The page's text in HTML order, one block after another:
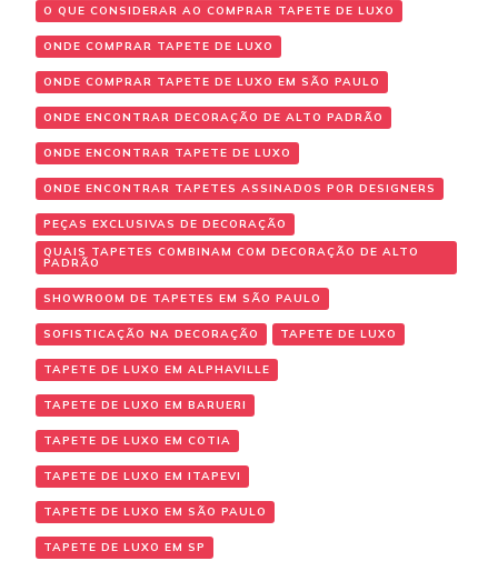
O QUE CONSIDERAR AO COMPRAR TAPETE DE LUXO
ONDE COMPRAR TAPETE DE LUXO
ONDE COMPRAR TAPETE DE LUXO EM SÃO PAULO
ONDE ENCONTRAR DECORAÇÃO DE ALTO PADRÃO
ONDE ENCONTRAR TAPETE DE LUXO
ONDE ENCONTRAR TAPETES ASSINADOS POR DESIGNERS
PEÇAS EXCLUSIVAS DE DECORAÇÃO
QUAIS TAPETES COMBINAM COM DECORAÇÃO DE ALTO
PADRÃO
SHOWROOM DE TAPETES EM SÃO PAULO
SOFISTICAÇÃO NA DECORAÇÃO TAPETE DE LUXO
TAPETE DE LUXO EM ALPHAVILLE
TAPETE DE LUXO EM BARUERI
TAPETE DE LUXO EM COTIA
TAPETE DE LUXO EM ITAPEVI
TAPETE DE LUXO EM SÃO PAULO
TAPETE DE LUXO EM SP